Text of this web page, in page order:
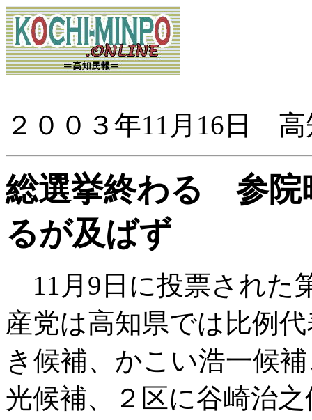
２００３年11月16日 高
総選挙終わる 参院
るが及ばず
11月9日に投票された
産党は高知県では比例
き候補、かこい浩一候
光候補、２区に谷崎治